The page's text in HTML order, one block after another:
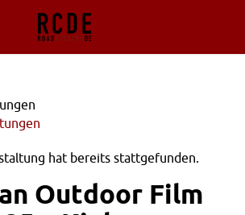
hat bereits stattgefunden.
Outdoor Film